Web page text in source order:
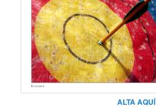
ALTA AQUÍ